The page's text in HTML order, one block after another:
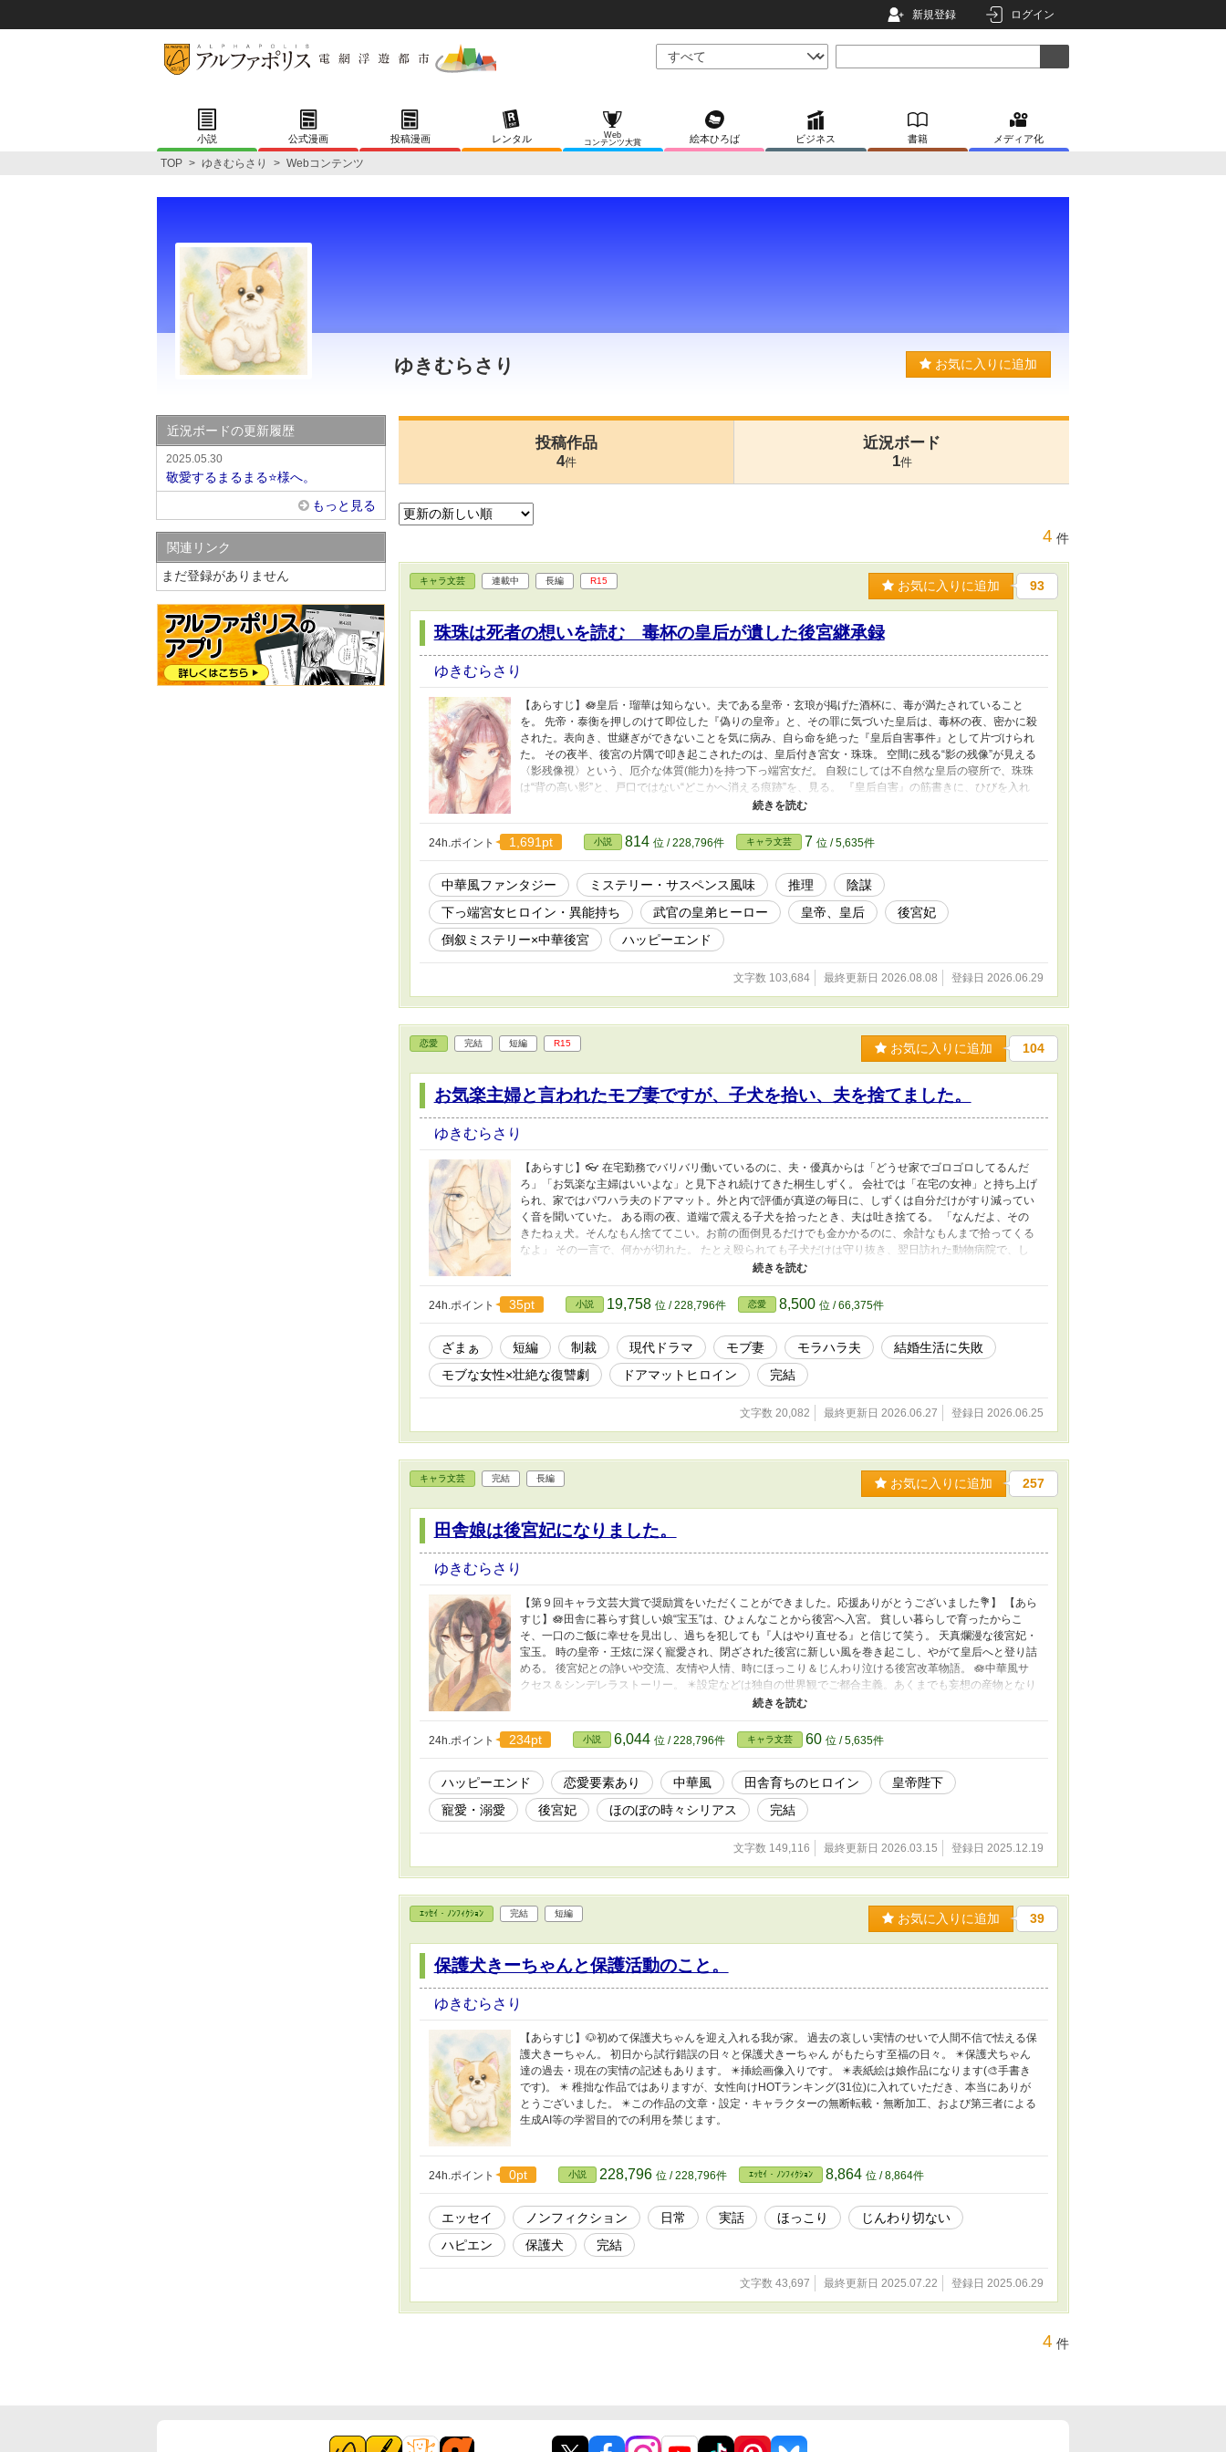
新規登録 ログイン
小説 公式漫画 投稿漫画 レンタル
Web
コンテンツ大賞
絵本ひろば ビジネス 書籍 メディア化
TOP > ゆきむらさり > Webコンテンツ
ゆきむらさり お気に入りに追加
投稿作品
4件
近況ボード
1件
4 件
キャラ文芸 連載中 長編 R15 お気に入りに追加 93
珠珠は死者の想いを読む 毒杯の皇后が遺した後宮継承録
ゆきむらさり
【あらすじ】🪷皇后・瑠華は知らない。夫である皇帝・玄琅が掲げた酒杯に、毒が満たされていること
を。 先帝・泰衡を押しのけて即位した『偽りの皇帝』と、その罪に気づいた皇后は、毒杯の夜、密かに殺
された。表向き、世継ぎができないことを気に病み、自ら命を絶った『皇后自害事件』として片づけられ
た。 その夜半、後宮の片隅で叩き起こされたのは、皇后付き宮女・珠珠。 空間に残る“影の残像”が見える
〈影残像視〉という、厄介な体質(能力)を持つ下っ端宮女だ。 自殺にしては不自然な皇后の寝所で、珠珠
は“背の高い影”と、戸口ではない“どこかへ消える痕跡”を、見る。 『皇后自害』の筋書きに、ひびを入れ
るには十分な違和感だった。 下っ端宮女・珠珠のささやき(ぼやき多め)は、やがて禁軍司を率いる皇弟・
靖衡(靖王)の耳に届く。ただ、平穏に暮らしたいだけの珠珠は、皇弟の「目」として使われることにな
り、『偽りの皇帝』の罪へと否応なく巻き込まれていく。 🪷 皇弟・靖王の“目”を任された下っ端女官・珠
珠が、「下働きの目」とぼやきと軽口で、『皇后自害事件』の裏にある後宮の闇と謎を見抜いていく倒叙
ありますが、あくまでも“風”なので名前は日本語の読みのままでいかせて頂きます。 ✴️想像による中華風
物語の為、史実とは全く関係はありません。 ✴️本作イラストは全て娘作品になります(🎨手書きです)。 ✴️
稚拙な作品ではありますが、女性向けHOTランキング(33位)に入れていただき、本当にありがとうござい
ました。 ✴️この作品の文章・設定・キャラクターの無断転載・無断加工、および第三者による生成AI等の
学習目的での利用を禁じます。
24h.ポイント 1,691pt 小説 814 位 / 228,796件 キャラ文芸 7 位 / 5,635件
中華風ファンタジー ミステリー・サスペンス風味 推理
陰謀
下っ端宮女ヒロイン・異能持ち
武官の皇弟ヒーロー 皇帝、皇后
後宮妃
倒叙ミステリー×中華後宮
ハッピーエンド
文字数 103,684 最終更新日 2026.08.08 登録日 2026.06.29
恋愛 完結 短編 R15 お気に入りに追加 104
お気楽主婦と言われたモブ妻ですが、子犬を拾い、夫を捨てました。
ゆきむらさり
【あらすじ】👓 在宅勤務でバリバリ働いているのに、夫・優真からは「どうせ家でゴロゴロしてるんだ
ろ」「お気楽な主婦はいいよな」と見下され続けてきた桐生しずく。 会社では「在宅の女神」と持ち上げ
られ、家ではパワハラ夫のドアマット。外と内で評価が真逆の毎日に、しずくは自分だけがすり減ってい
く音を聞いていた。 ある雨の夜、道端で震える子犬を拾ったとき、夫は吐き捨てる。 「なんだよ、その
きたねぇ犬。そんなもん捨ててこい。お前の面倒見るだけでも金かかるのに、余計なもんまで拾ってくる
なよ」 その一言で、何かが切れた。 たとえ殴られても子犬だけは守り抜き、翌日訪れた動物病院で、し
ずくは獣医・朝霧太陽に初めて「人として」心配される。 そして、そこで紹介された弁護士とともに静か
に決めた。 捨てるのは犬じゃない。 私を踏みにじってきた“モラハラ夫”のほうだ。 モブ妻扱いされてきた
在宅ワーカーが、モラハラ夫を追い詰める、現代復讐劇。 ✴️ この物語はフィクションです。登場する人
物・団体・職業・制度・名称等は、実在のものを想起させる場合でもすべて架空です。現実のいかなる事
すが、女性向けHOTランキング(42位)に入れていただき、本当にありがとうございました。 ✴️ この作品の
文章・設定・キャラクターの無断転載・無断加工、および第三者による生成AI等の学習目的での利用を禁
じます。
24h.ポイント 35pt 小説 19,758 位 / 228,796件 恋愛 8,500 位 / 66,375件
ざまぁ 短編 制裁 現代ドラマ モブ妻 モラハラ夫
結婚生活に失敗
モブな女性×壮絶な復讐劇
ドアマットヒロイン 完結
文字数 20,082 最終更新日 2026.06.27 登録日 2026.06.25
キャラ文芸 完結 長編 お気に入りに追加 257
田舎娘は後宮妃になりました。
ゆきむらさり
【第９回キャラ文芸大賞で奨励賞をいただくことができました。応援ありがとうございました💐】 【あら
すじ】🪷田舎に暮らす貧しい娘“宝玉”は、ひょんなことから後宮へ入宮。 貧しい暮らしで育ったからこ
そ、一口のご飯に幸せを見出し、過ちを犯しても『人はやり直せる』と信じて笑う。 天真爛漫な後宮妃・
宝玉。 時の皇帝・王炫に深く寵愛され、閉ざされた後宮に新しい風を巻き起こし、やがて皇后へと登り詰
める。 後宮妃との諍いや交流、友情や人情、時にほっこり＆じんわり泣ける後宮改革物語。 🪷中華風サ
クセス＆シンデレラストーリー。 ✴️設定などは独自の世界観でご都合主義。あくまでも妄想の産物となり
ます。ハピエン💞 ✴️中華風ではありますが、あくまでも“風”なので名前は日本語の読みのままでいかせて
頂きます。 ✴️想像による中華風の為、史実とは全く関係はありません。 ✴️ 稚拙な作品ではありますが、
女性向けHOTランキング(24位)に入れていただき、本当にありがとうございました。 ✴️表紙絵は娘作品に
なります（🎨手書きです）。 ✴️この作品の文章・設定・キャラクターの無断転載・無断加工、および第三
24h.ポイント 234pt 小説 6,044 位 / 228,796件 キャラ文芸 60 位 / 5,635件
ハッピーエンド 恋愛要素あり 中華風 田舎育ちのヒロイン
皇帝陛下
寵愛・溺愛
後宮妃 ほのぼの時々シリアス 完結
文字数 149,116 最終更新日 2026.03.15 登録日 2025.12.19
ｴｯｾｲ・ﾉﾝﾌｨｸｼｮﾝ 完結 短編 お気に入りに追加 39
保護犬きーちゃんと保護活動のこと。
ゆきむらさり
【あらすじ】🐶初めて保護犬ちゃんを迎え入れる我が家。 過去の哀しい実情のせいで人間不信で怯える保
護犬きーちゃん。 初日から試行錯誤の日々と保護犬きーちゃん がもたらす至福の日々。 ✴️保護犬ちゃん
達の過去・現在の実情の記述もあります。 ✴️挿絵画像入りです。 ✴️表紙絵は娘作品になります(🎨手書き
です)。 ✴️ 稚拙な作品ではありますが、女性向けHOTランキング(31位)に入れていただき、本当にありが
とうございました。 ✴️この作品の文章・設定・キャラクターの無断転載・無断加工、および第三者による
生成AI等の学習目的での利用を禁じます。
24h.ポイント 0pt 小説 228,796 位 / 228,796件 ｴｯｾｲ・ﾉﾝﾌｨｸｼｮﾝ 8,864 位 / 8,864件
エッセイ ノンフィクション 日常 実話 ほっこり
じんわり切ない
ハピエン
保護犬 完結
文字数 43,697 最終更新日 2025.07.22 登録日 2025.06.29
4 件
近況ボードの更新履歴
2025.05.30
敬愛するまるまる⭐️様へ。
もっと見る
関連リンク
まだ登録がありません